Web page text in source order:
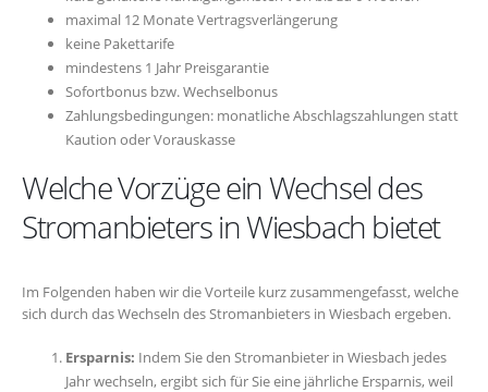
maximal 12 Monate Vertragsverlängerung
keine Pakettarife
mindestens 1 Jahr Preisgarantie
Sofortbonus bzw. Wechselbonus
Zahlungsbedingungen: monatliche Abschlagszahlungen statt
Kaution oder Vorauskasse
Welche Vorzüge ein Wechsel des
Stromanbieters in Wiesbach bietet
Im Folgenden haben wir die Vorteile kurz zusammengefasst, welche
sich durch das Wechseln des Stromanbieters in Wiesbach ergeben.
Ersparnis: Indem Sie den Stromanbieter in Wiesbach jedes
Jahr wechseln, ergibt sich für Sie eine jährliche Ersparnis, weil